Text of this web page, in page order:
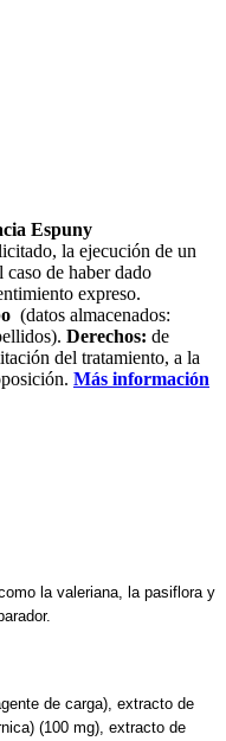
Espuny
la ejecución de un
de haber dado
expreso.
(datos almacenados:
Derechos: de
del tratamiento, a la
Más información
la valeriana, la pasiflora y
de carga), extracto de
(100 mg), extracto de